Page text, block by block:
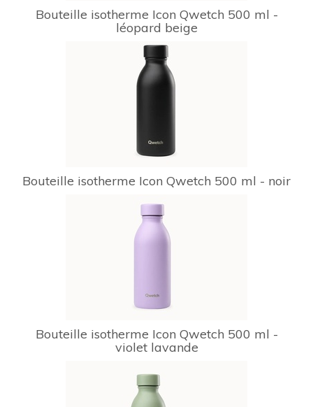
Bouteille isotherme Icon Qwetch 500 ml -
léopard beige
Bouteille isotherme Icon Qwetch 500 ml - noir
Bouteille isotherme Icon Qwetch 500 ml -
violet lavande